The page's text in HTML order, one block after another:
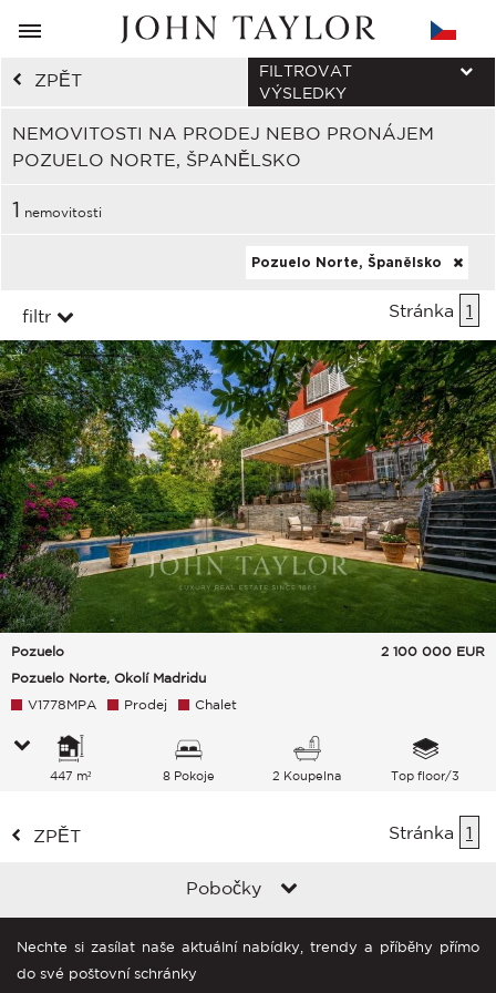
ZPĚT
NEMOVITOSTI NA PRODEJ NEBO PRONÁJEM
POZUELO NORTE, ŠPANĚLSKO
FILTROVAT
VÝSLEDKY
1 nemovitosti
Pozuelo Norte, Španělsko
filtr Stránka 1
Pozuelo
Pozuelo Norte, Okolí Madridu
2 100 000 EUR
V1778MPA Prodej Chalet
447 m² 8 Pokoje 2 Koupelna Top floor/3
ZPĚT Stránka 1
Pobočky
Nechte si zasílat naše aktuální nabídky, trendy a příběhy přímo
do své poštovní schránky